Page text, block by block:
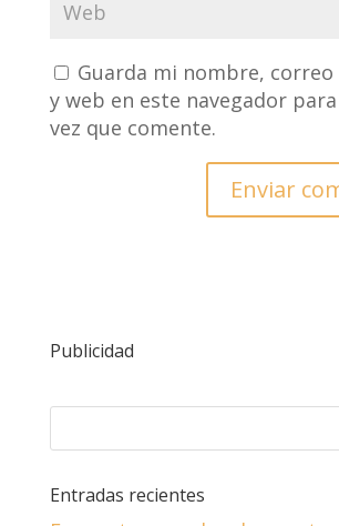
Guarda mi nombre,
y web en este navegador
vez que comente.
Publicidad
Entradas recientes